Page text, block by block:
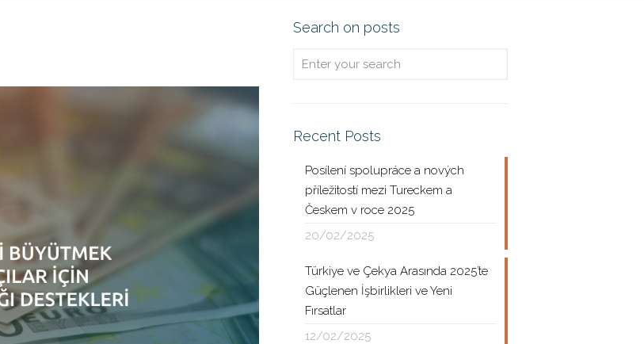
Search on posts
Recent Posts
Posílení spolupráce a nových
příležitostí mezi Tureckem a
Českem v roce 2025
20/02/2025
Türkiye ve Çekya Arasında 2025’te
Güçlenen İşbirlikleri ve Yeni
Fırsatlar
12/02/2025